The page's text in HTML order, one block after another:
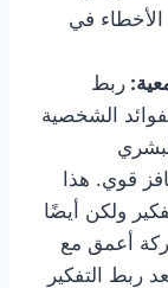
في
ربط
الشخصية
قوي. هذا
ولكن أيضًا
أعمق مع
ربط التفكير